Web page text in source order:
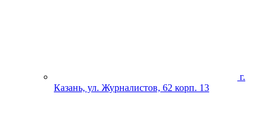
г.
Казань, ул. Журналистов, 62 корп. 13